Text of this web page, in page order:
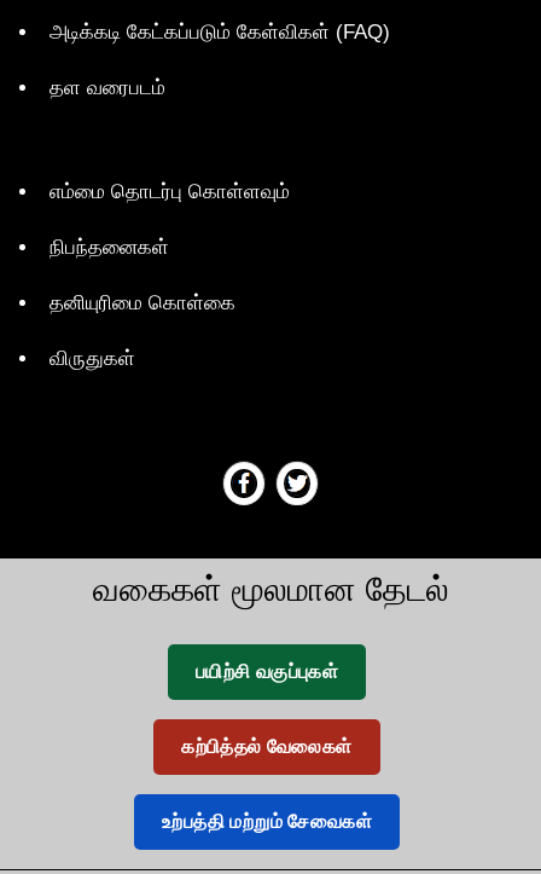
அடிக்கடி கேட்கப்படும் கேள்விகள் (FAQ)
தள வரைபடம்
எம்மை தொடர்பு கொள்ளவும்
நிபந்தனைகள்
தனியுரிமை கொள்கை
விருதுகள்
வகைகள் மூலமான தேடல்
பயிற்சி வகுப்புகள்
கற்பித்தல் வேலைகள்
உற்பத்தி மற்றும் சேவைகள்